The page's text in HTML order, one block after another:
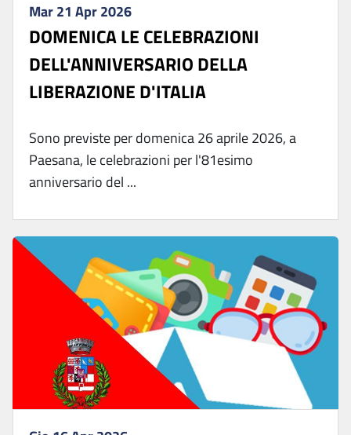
Mar 21 Apr 2026
DOMENICA LE CELEBRAZIONI
DELL'ANNIVERSARIO DELLA
LIBERAZIONE D'ITALIA
Sono previste per domenica 26 aprile 2026, a
Paesana, le celebrazioni per l'81esimo
anniversario del ...